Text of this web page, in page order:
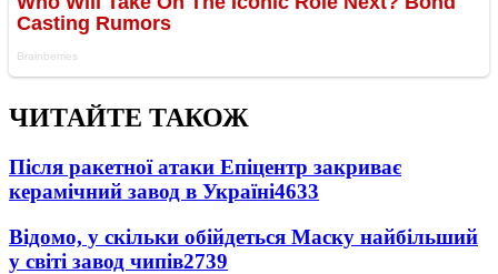
ЧИТАЙТЕ ТАКОЖ
Після ракетної атаки Епіцентр закриває
керамічний завод в Україні4633
Відомо, у скільки обійдеться Маску найбільший
у світі завод чипів2739